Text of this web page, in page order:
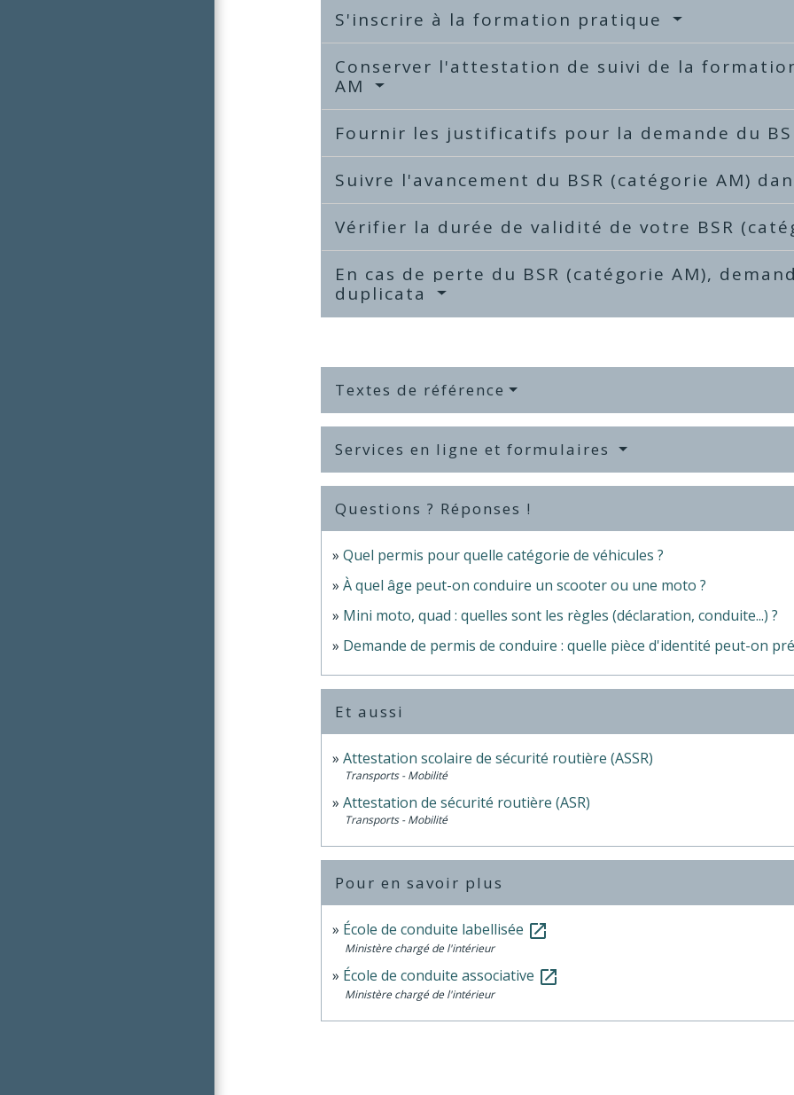
S'inscrire à la formation pratique
Conserver l'attestation de suivi de la
AM
Fournir les justificatifs pour la demande du
Suivre l'avancement du BSR (catégorie AM)
Vérifier la durée de validité de votre BSR
En cas de perte du BSR (catégorie AM),
duplicata
Textes de référence
Services en ligne et formulaires
Questions ? Réponses !
Quel permis pour quelle catégorie de véhicules ?
À quel âge peut-on conduire un scooter ou une moto ?
Mini moto, quad : quelles sont les règles (déclaration, conduite...) ?
Demande de permis de conduire : quelle pièce d'identité peut-on
Et aussi
Attestation scolaire de sécurité routière (ASSR)
Transports - Mobilité
Attestation de sécurité routière (ASR)
Transports - Mobilité
Pour en savoir plus
École de conduite labellisée open_in_new
Ministère chargé de l'intérieur
École de conduite associative open_in_new
Ministère chargé de l'intérieur